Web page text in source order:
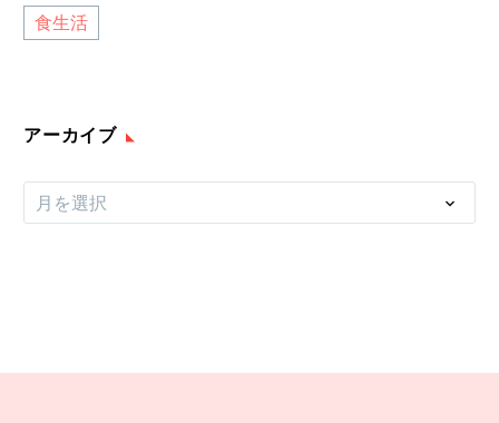
食生活
アーカイブ
ー
月を選択